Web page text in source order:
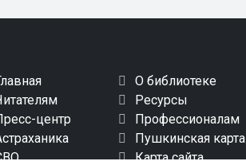
О библиотеке
Ресурсы
центр
Профессионалам
Пушкинская карта
Карта сайта